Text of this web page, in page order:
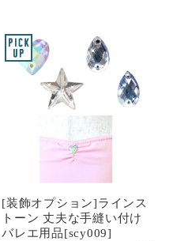
[装飾オプション]ラインス
トーン 丈夫な手縫い付け
バレエ用品[scy009]